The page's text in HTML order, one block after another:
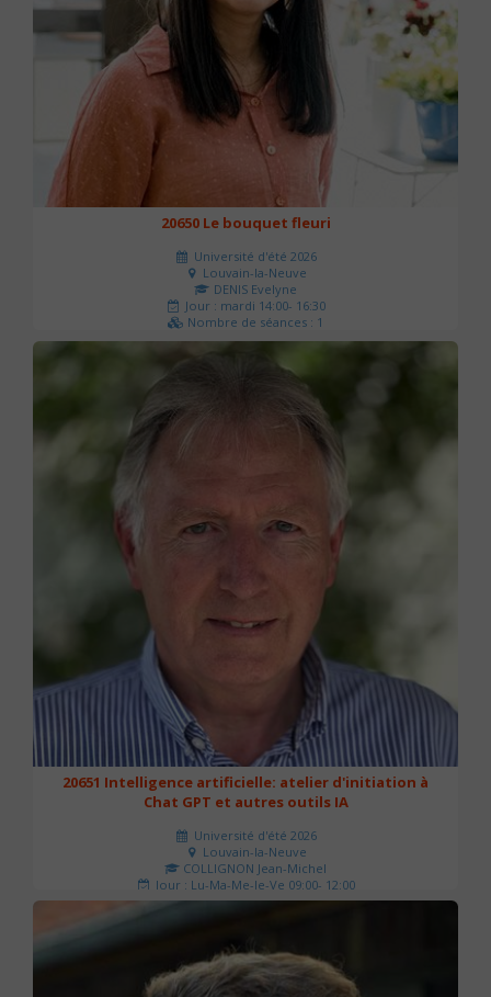
20650 Le bouquet fleuri
Université d'été 2026
Louvain-la-Neuve
DENIS Evelyne
Jour : mardi 14:00- 16:30
Nombre de séances : 1
60 €
20651 Intelligence artificielle: atelier d'initiation à
Chat GPT et autres outils IA
Université d'été 2026
Louvain-la-Neuve
COLLIGNON Jean-Michel
Jour : Lu-Ma-Me-Je-Ve 09:00- 12:00
Nombre de séances : 2